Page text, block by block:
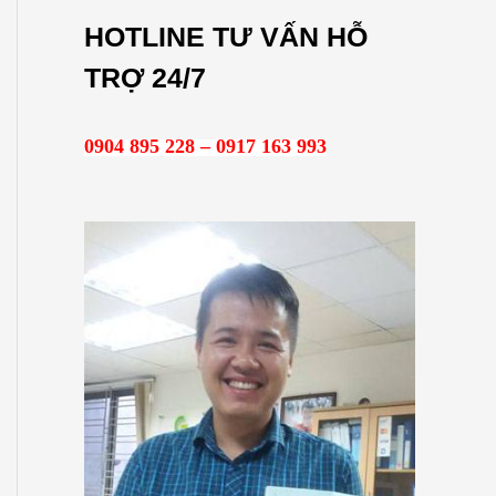
ế
:
HOTLINE TƯ VẤN HỖ
TRỢ 24/7
0904 895 228 – 0917 163 993